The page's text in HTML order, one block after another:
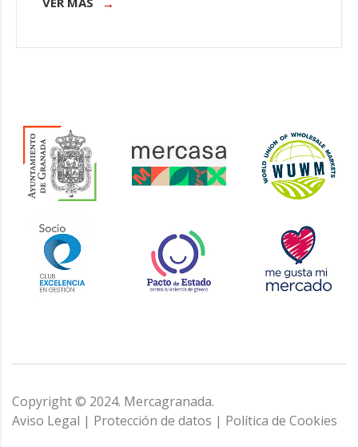
Copyright © 2024. Mercagranada.
Aviso Legal | Protección de datos | Política de Cookies